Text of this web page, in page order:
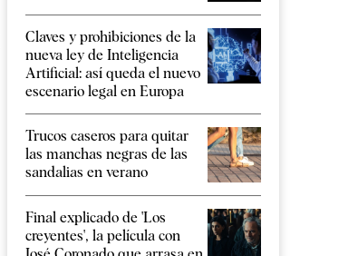
Claves y prohibiciones de la
nueva ley de Inteligencia
Artificial: así queda el nuevo
escenario legal en Europa
Trucos caseros para quitar
las manchas negras de las
sandalias en verano
Final explicado de 'Los
creyentes', la película con